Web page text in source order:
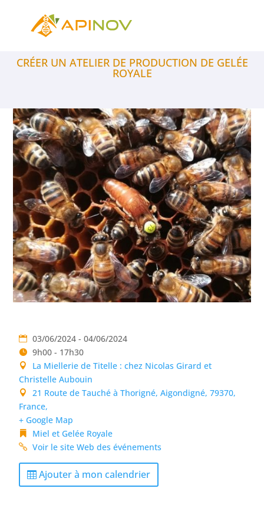
CRÉER UN ATELIER DE PRODUCTION DE GELÉE
ROYALE
03/06/2024 - 04/06/2024
9h00 - 17h30
La Miellerie de Titelle : chez Nicolas Girard et
Christelle Aubouin
21 Route de Tauché à Thorigné, Aigondigné, 79370,
France,
+ Google Map
Miel et Gelée Royale
Voir le site Web des événements
Ajouter à mon calendrier